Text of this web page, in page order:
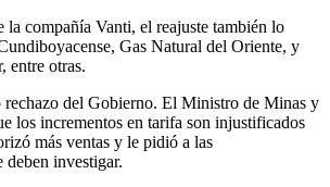
la compañía Vanti, el reajuste también lo
Gas Natural del Oriente, y
entre otras.
rechazo del Gobierno. El Ministro de Minas y
los incrementos en tarifa son injustificados
más ventas y le pidió a las
deben investigar.